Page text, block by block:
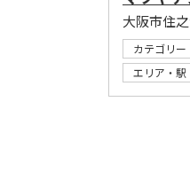
大阪市住
カテゴリー
エリア・駅